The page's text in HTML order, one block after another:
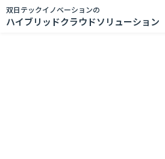
双日テックイノベーションの
ハイブリッドクラウドソリューション